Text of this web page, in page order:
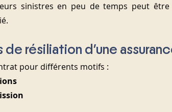
sinistres en peu de temps peut être
résiliation d’une
pour différents motifs :